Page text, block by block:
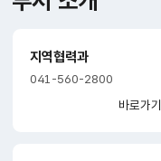
지역협력과
041-560-2800
바로가기